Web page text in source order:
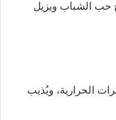
حب الشباب ويزيل
الحرارية، ويُذيب